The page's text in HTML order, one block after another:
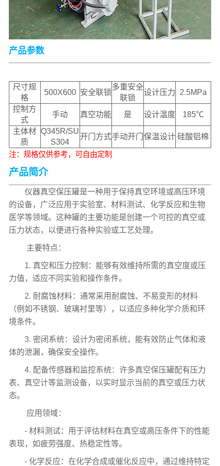
产品参数
尺寸规
格
500X600 安全联锁
多重安全
联锁
设计压力
2.5MPa
控制方
式
手动 真空功能 是 设计温度
185℃
主体材
质
Q345R/SU
S304
开门方式手动开门 保温设计 硅酸铝棉
注：规格仅供参考，可自由定制
产品简介
仪器真空保压罐是一种用于保持真空环境或高压环境
的设备，广泛应用于实验室、材料测试、化学反应和生物
医学等领域。这种罐的主要功能是创建一个可控的真空或
压力状态，以便进行各种实验或工艺处理。
主要特点：
1. 真空和压力控制：能够有效维持所需的真空度或压
力值，适应不同实验和操作条件。
2. 耐腐蚀材料：通常采用耐腐蚀、不易变形的材料
（例如不锈钢、玻璃衬里等），以适应多种化学介质和环
境条件。
3. 密闭系统：设计为密闭系统，能有效防止气体和液
体的泄漏，确保安全操作。
4. 配备传感器和监控系统：许多真空保压罐配有压力
表、真空计等监测设备，以实时显示当前的真空或压力状
态。
应用领域：
- 材料测试：用于评估材料在真空或高压条件下的性能
表现，如疲劳强度、热稳定性等。
- 化学反应：在化学合成或催化反应中，通过维持特定